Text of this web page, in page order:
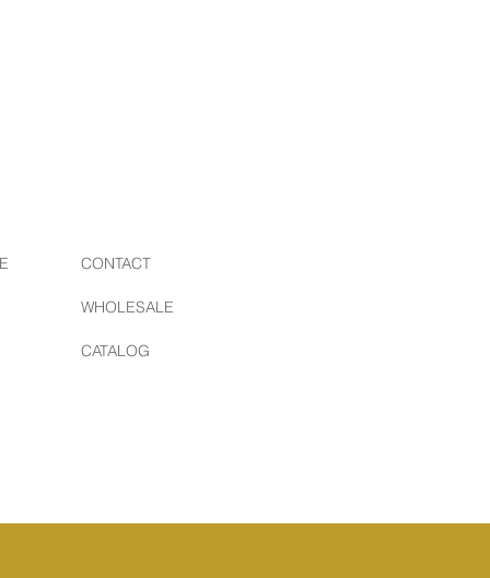
CONTACT
WHOLESALE
CATALOG